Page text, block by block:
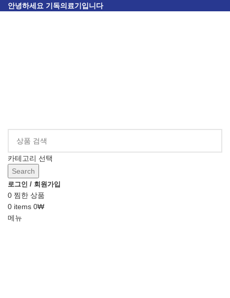
안녕하세요 기독의료기입니다
카테고리 선택
Search
로그인 / 회원가입
0 찜한 상품
0 items 0₩
메뉴